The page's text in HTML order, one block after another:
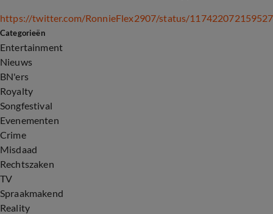
https://twitter.com/RonnieFlex2907/status/
Categorieën
Entertainment
Nieuws
BN'ers
Royalty
Songfestival
Evenementen
Crime
Misdaad
Rechtszaken
TV
Spraakmakend
Reality